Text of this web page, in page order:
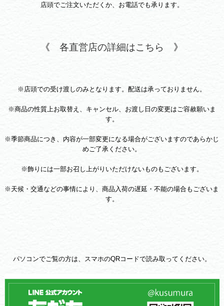
店頭でご注文いただくか、お電話でも承ります。
《各直営店の詳細はこちら 》
※店頭での受け渡しのみとなります。配送は承っておりません。
※商品の性質上お取替え、キャンセル、お渡し日の変更はご容赦願いま
す。
※季節商品につき、内容が一部変更になる場合がございますのであらかじ
めご了承ください。
※飾りには一部お召し上がりいただけないものもございます。
※天候・交通などの事情により、商品入荷の遅延・不能の場合もございま
す。
パソコンでご覧の方は、スマホのQRコードで読み取ってください。